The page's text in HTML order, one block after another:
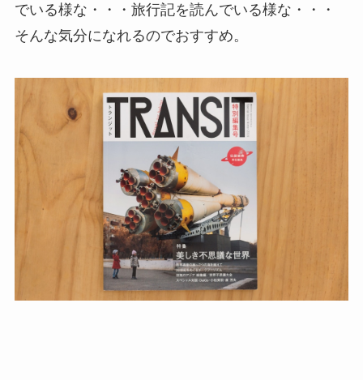
でいる様な・・・旅行記を読んでいる様な・・・
そんな気分になれるのでおすすめ。